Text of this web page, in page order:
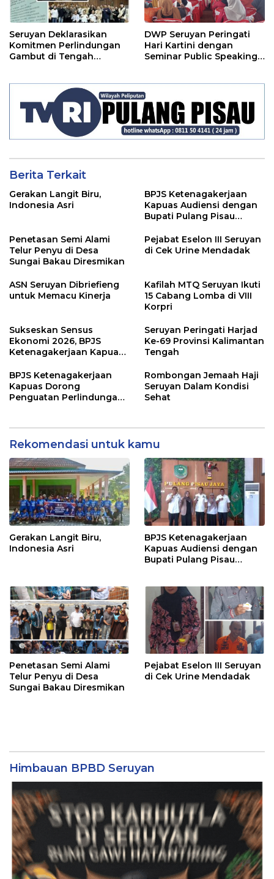
Seruyan Deklarasikan
Komitmen Perlindungan
Gambut di Tengah
DWP Seruyan Peringati
Hari Kartini dengan
Seminar Public Speaking
Berita Terkait
Gerakan Langit Biru,
Indonesia Asri
BPJS Ketenagakerjaan
Kapuas Audiensi dengan
Bupati Pulang Pisau
Ekosistem Desa, dan
Pekerja Rentan
Penetasan Semi Alami
Telur Penyu di Desa
Sungai Bakau Diresmikan
Pejabat Eselon III Seruyan
di Cek Urine Mendadak
ASN Seruyan Dibriefieng
untuk Memacu Kinerja
Kafilah MTQ Seruyan Ikuti
15 Cabang Lomba di VIII
Korpri
Sukseskan Sensus
Ekonomi 2026, BPJS
Ketenagakerjaan Kapuas
Petugas Lapangan
Seruyan Peringati Harjad
Ke-69 Provinsi Kalimantan
Tengah
BPJS Ketenagakerjaan
Kapuas Dorong
Penguatan Perlindungan
Rombongan Jemaah Haji
Seruyan Dalam Kondisi
Sehat
Rekomendasi untuk kamu
Gerakan Langit Biru,
Indonesia Asri
BPJS Ketenagakerjaan
Kapuas Audiensi dengan
Bupati Pulang Pisau
Pekerja Rentan
Penetasan Semi Alami
Telur Penyu di Desa
Sungai Bakau Diresmikan
Pejabat Eselon III Seruyan
di Cek Urine Mendadak
Himbauan BPBD Seruyan